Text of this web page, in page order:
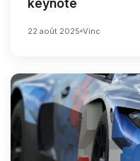
keynote
22 août 2025 Vinc